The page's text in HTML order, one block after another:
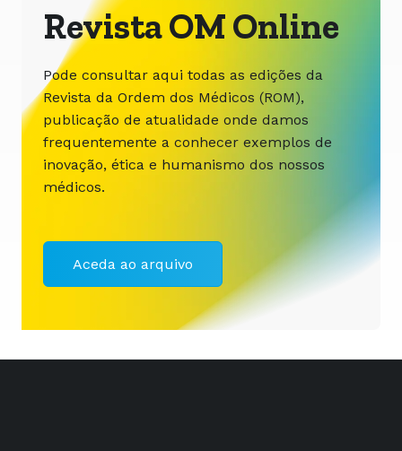
Revista OM Online
Pode consultar aqui todas as edições da
Revista da Ordem dos Médicos (ROM),
publicação de atualidade onde damos
frequentemente a conhecer exemplos de
inovação, ética e humanismo dos nossos
médicos.
Aceda ao arquivo